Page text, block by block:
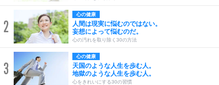
2
心の健康
人間は現実に悩むのではない。
妄想によって悩むのだ。
心の汚れを取り除く30の方法
3
心の健康
天国のような人生を歩む人。
地獄のような人生を歩む人。
心をきれいにする30の習慣